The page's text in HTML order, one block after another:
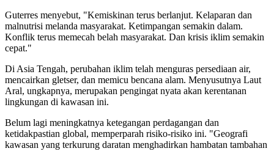
Guterres menyebut, "Kemiskinan terus berlanjut. Kelaparan dan
malnutrisi melanda masyarakat. Ketimpangan semakin dalam.
Konflik terus memecah belah masyarakat. Dan krisis iklim semakin
cepat."
Di Asia Tengah, perubahan iklim telah menguras persediaan air,
mencairkan gletser, dan memicu bencana alam. Menyusutnya Laut
Aral, ungkapnya, merupakan pengingat nyata akan kerentanan
lingkungan di kawasan ini.
Belum lagi meningkatnya ketegangan perdagangan dan
ketidakpastian global, memperparah risiko-risiko ini. "Geografi
kawasan yang terkurung daratan menghadirkan hambatan tambahan